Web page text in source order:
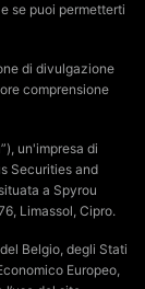
se puoi permetterti
di divulgazione
comprensione
un'impresa di
Securities and
a Spyrou
Limassol, Cipro.
Belgio, degli Stati
Europeo,